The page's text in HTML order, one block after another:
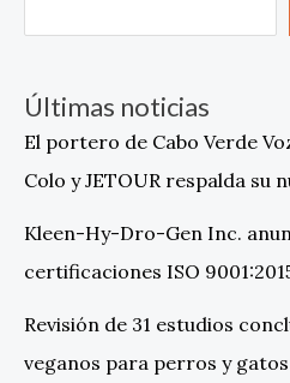
Últimas noticias
El portero de Cabo Verde
Colo y JETOUR respalda su
Kleen-Hy-Dro-Gen Inc.
certificaciones ISO
Revisión de 31 estudios
veganos para perros y